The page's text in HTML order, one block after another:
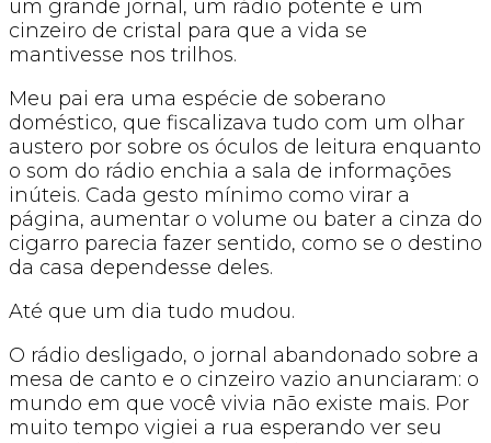
um grande jornal, um rádio potente e um
cinzeiro de cristal para que a vida se
mantivesse nos trilhos.
Meu pai era uma espécie de soberano
doméstico, que fiscalizava tudo com um olhar
austero por sobre os óculos de leitura enquanto
o som do rádio enchia a sala de informações
inúteis. Cada gesto mínimo como virar a
página, aumentar o volume ou bater a cinza do
cigarro parecia fazer sentido, como se o destino
da casa dependesse deles.
Até que um dia tudo mudou.
O rádio desligado, o jornal abandonado sobre a
mesa de canto e o cinzeiro vazio anunciaram: o
mundo em que você vivia não existe mais. Por
muito tempo vigiei a rua esperando ver seu